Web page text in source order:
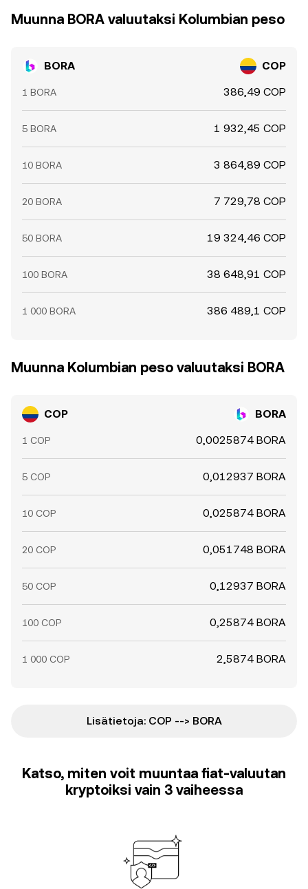
Muunna BORA valuutaksi Kolumbian peso
BORA COP
1 BORA 386,49 COP
5 BORA 1 932,45 COP
10 BORA 3 864,89 COP
20 BORA 7 729,78 COP
50 BORA 19 324,46 COP
100 BORA 38 648,91 COP
1 000 BORA 386 489,1 COP
Muunna Kolumbian peso valuutaksi BORA
COP BORA
1 COP 0,0025874 BORA
5 COP 0,012937 BORA
10 COP 0,025874 BORA
20 COP 0,051748 BORA
50 COP 0,12937 BORA
100 COP 0,25874 BORA
1 000 COP 2,5874 BORA
Lisätietoja: COP --> BORA
Katso, miten voit muuntaa fiat-valuutan
kryptoiksi vain 3 vaiheessa